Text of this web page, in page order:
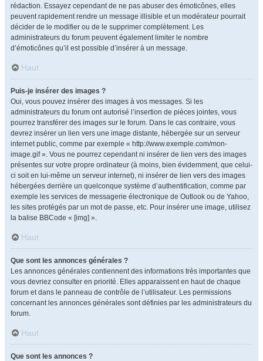
rédaction. Essayez cependant de ne pas abuser des émoticônes, elles
peuvent rapidement rendre un message illisible et un modérateur pourrait
décider de le modifier ou de le supprimer complètement. Les
administrateurs du forum peuvent également limiter le nombre
d’émoticônes qu’il est possible d’insérer à un message.
Haut
Puis-je insérer des images ?
Oui, vous pouvez insérer des images à vos messages. Si les
administrateurs du forum ont autorisé l’insertion de pièces jointes, vous
pourrez transférer des images sur le forum. Dans le cas contraire, vous
devrez insérer un lien vers une image distante, hébergée sur un serveur
internet public, comme par exemple « http://www.exemple.com/mon-
image.gif ». Vous ne pourrez cependant ni insérer de lien vers des images
présentes sur votre propre ordinateur (à moins, bien évidemment, que celui-
ci soit en lui-même un serveur internet), ni insérer de lien vers des images
hébergées derrière un quelconque système d’authentification, comme par
exemple les services de messagerie électronique de Outlook ou de Yahoo,
les sites protégés par un mot de passe, etc. Pour insérer une image, utilisez
la balise BBCode « [img] ».
Haut
Que sont les annonces générales ?
Les annonces générales contiennent des informations très importantes que
vous devriez consulter en priorité. Elles apparaissent en haut de chaque
forum et dans le panneau de contrôle de l’utilisateur. Les permissions
concernant les annonces générales sont définies par les administrateurs du
forum.
Haut
Que sont les annonces ?